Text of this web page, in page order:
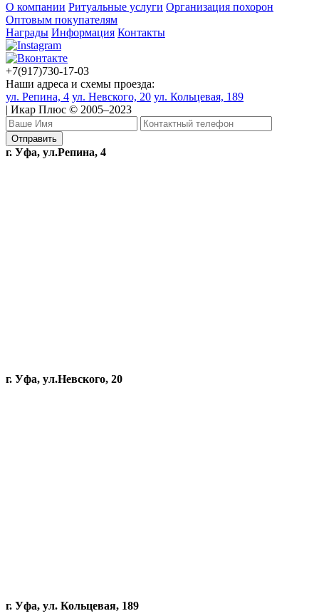
О компании Ритуальные услуги Организация похорон
Оптовым покупателям
Награды Информация Контакты
+7(917)730-17-03
Наши адреса и схемы проезда:
ул. Репина, 4 ул. Невского, 20 ул. Кольцевая, 189
| Икар Плюс © 2005–2023
г. Уфа, ул.Репина, 4
г. Уфа, ул.Невского, 20
г. Уфа, ул. Кольцевая, 189